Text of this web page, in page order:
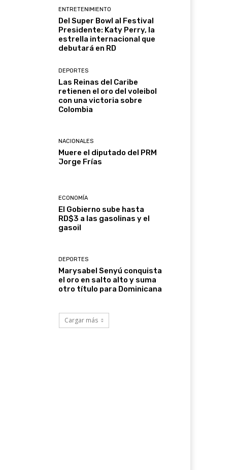
ENTRETENIMIENTO
Del Super Bowl al Festival
Presidente: Katy Perry, la
estrella internacional que
debutará en RD
DEPORTES
Las Reinas del Caribe
retienen el oro del voleibol
con una victoria sobre
Colombia
NACIONALES
Muere el diputado del PRM
Jorge Frías
ECONOMÍA
El Gobierno sube hasta
RD$3 a las gasolinas y el
gasoil
DEPORTES
Marysabel Senyú conquista
el oro en salto alto y suma
otro título para Dominicana
Cargar más